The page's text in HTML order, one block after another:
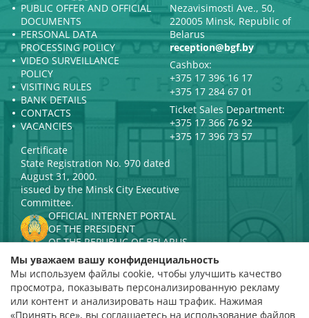
PUBLIC OFFER AND OFFICIAL
DOCUMENTS
PERSONAL DATA
PROCESSING POLICY
VIDEO SURVEILLANCE
POLICY
VISITING RULES
BANK DETAILS
CONTACTS
VACANCIES
Nezavisimosti Ave., 50,
220005 Minsk, Republic of
Belarus
reception@bgf.by
Cashbox:
+375 17 396 16 17
+375 17 284 67 01
Ticket Sales Department:
+375 17 366 76 92
+375 17 396 73 57
Certificate
State Registration No. 970 dated
August 31, 2000.
issued by the Minsk City Executive
Committee.
OFFICIAL INTERNET PORTAL
OF THE PRESIDENT
OF THE REPUBLIC OF BELARUS
MINISTRY OF CULTURE OF THE
REPUBLIC OF BELARUS
PORTAL
RATING ASSESSMENT
Мы уважаем вашу конфиденциальность
Мы используем файлы cookie, чтобы улучшить качество
просмотра, показывать персонализированную рекламу
или контент и анализировать наш трафик. Нажимая
«Принять все», вы соглашаетесь на использование файлов